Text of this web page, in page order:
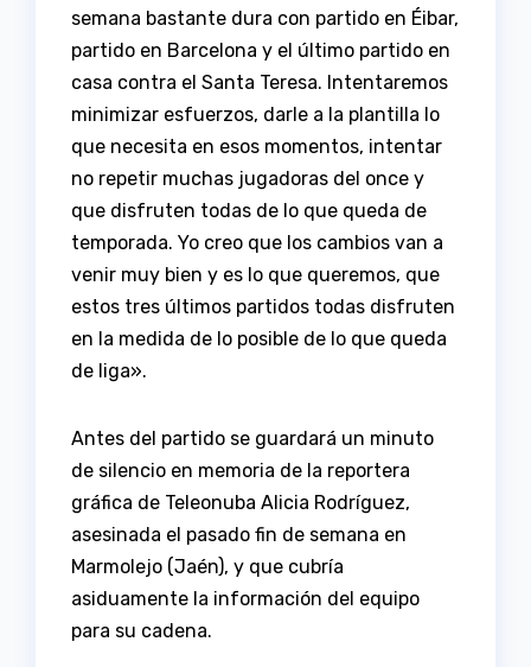
semana bastante dura con partido en Éibar,
partido en Barcelona y el último partido en
casa contra el Santa Teresa. Intentaremos
minimizar esfuerzos, darle a la plantilla lo
que necesita en esos momentos, intentar
no repetir muchas jugadoras del once y
que disfruten todas de lo que queda de
temporada. Yo creo que los cambios van a
venir muy bien y es lo que queremos, que
estos tres últimos partidos todas disfruten
en la medida de lo posible de lo que queda
de liga».
Antes del partido se guardará un minuto
de silencio en memoria de la reportera
gráfica de Teleonuba Alicia Rodríguez,
asesinada el pasado fin de semana en
Marmolejo (Jaén), y que cubría
asiduamente la información del equipo
para su cadena.